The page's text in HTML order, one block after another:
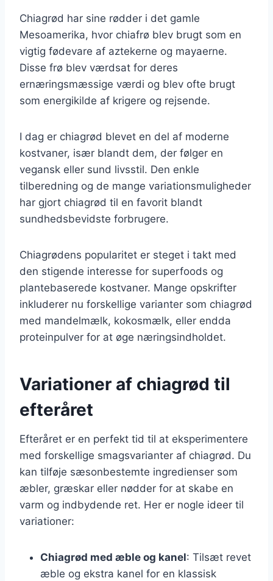
Chiagrød har sine rødder i det gamle
Mesoamerika, hvor chiafrø blev brugt som en
vigtig fødevare af aztekerne og mayaerne.
Disse frø blev værdsat for deres
ernæringsmæssige værdi og blev ofte brugt
som energikilde af krigere og rejsende.
I dag er chiagrød blevet en del af moderne
kostvaner, især blandt dem, der følger en
vegansk eller sund livsstil. Den enkle
tilberedning og de mange variationsmuligheder
har gjort chiagrød til en favorit blandt
sundhedsbevidste forbrugere.
Chiagrødens popularitet er steget i takt med
den stigende interesse for superfoods og
plantebaserede kostvaner. Mange opskrifter
inkluderer nu forskellige varianter som chiagrød
med mandelmælk, kokosmælk, eller endda
proteinpulver for at øge næringsindholdet.
Variationer af chiagrød til
efteråret
Efteråret er en perfekt tid til at eksperimentere
med forskellige smagsvarianter af chiagrød. Du
kan tilføje sæsonbestemte ingredienser som
æbler, græskar eller nødder for at skabe en
varm og indbydende ret. Her er nogle ideer til
variationer:
Chiagrød med æble og kanel: Tilsæt revet
æble og ekstra kanel for en klassisk